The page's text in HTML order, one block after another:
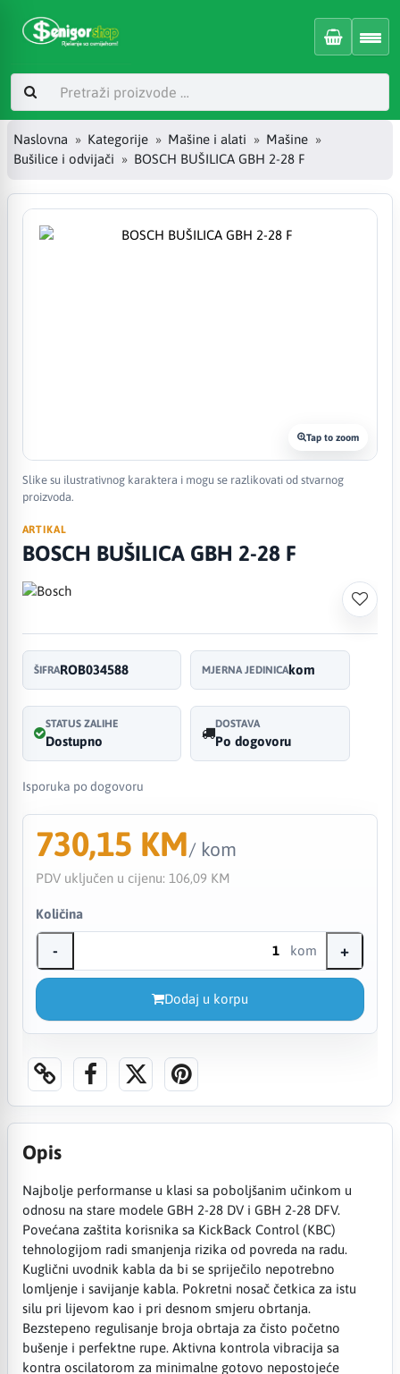
Naslovna Kategorije Mašine i alati
Mašine
Bušilice i odvijači
BOSCH BUŠILICA GBH 2-28 F
Tap to zoom
Slike su ilustrativnog karaktera i mogu se razlikovati od stvarnog
proizvoda.
ARTIKAL
BOSCH BUŠILICA GBH 2-28 F
ŠIFRAROB034588 MJERNA JEDINICAkom
STATUS ZALIHE
Dostupno
DOSTAVA
Po dogovoru
Isporuka po dogovoru
730,15 KM/ kom
PDV uključen u cijenu: 106,09 KM
Količina
- kom +
Dodaj u korpu
Opis
Najbolje performanse u klasi sa poboljšanim učinkom u
odnosu na stare modele GBH 2-28 DV i GBH 2-28 DFV.
Povećana zaštita korisnika sa KickBack Control (KBC)
tehnologijom radi smanjenja rizika od povreda na radu.
Kuglični uvodnik kabla da bi se spriječilo nepotrebno
lomljenje i savijanje kabla. Pokretni nosač četkica za istu
silu pri lijevom kao i pri desnom smjeru obrtanja.
Bezstepeno regulisanje broja obrtaja za čisto početno
bušenje i perfektne rupe. Aktivna kontrola vibracija sa
kontra oscilatorom za minimalne gotovo nepostojeće